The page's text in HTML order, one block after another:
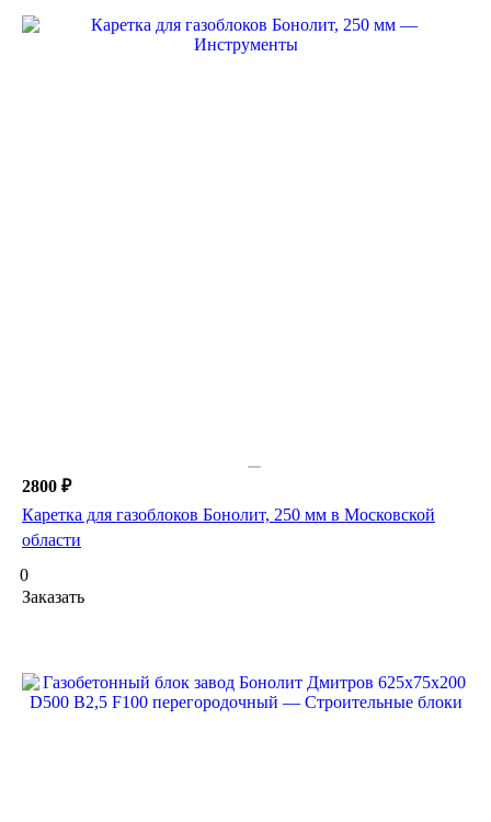
2800 ₽
Каретка для газоблоков Бонолит, 250 мм в Московской
области
0
Заказать